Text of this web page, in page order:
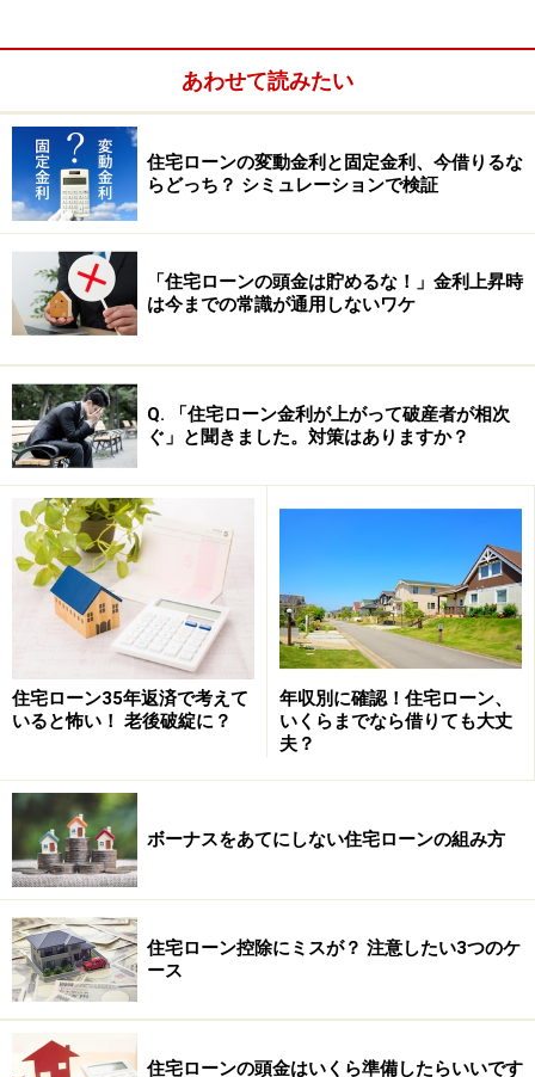
あわせて読みたい
住宅ローンの変動金利と固定金利、今借りるな
らどっち？ シミュレーションで検証
「住宅ローンの頭金は貯めるな！」金利上昇時
は今までの常識が通用しないワケ
Q. 「住宅ローン金利が上がって破産者が相次
ぐ」と聞きました。対策はありますか？
住宅ローン35年返済で考えて
いると怖い！ 老後破綻に？
年収別に確認！住宅ローン、
いくらまでなら借りても大丈
夫？
ボーナスをあてにしない住宅ローンの組み方
住宅ローン控除にミスが？ 注意したい3つのケ
ース
住宅ローンの頭金はいくら準備したらいいです